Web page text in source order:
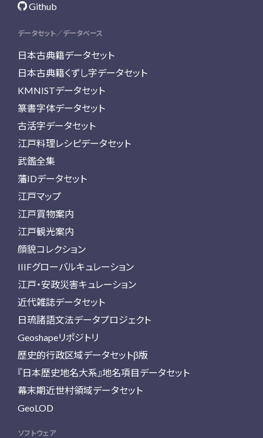
Github
データセット／データベース
日本古典籍データセット
日本古典籍くずし字データセット
KMNISTデータセット
篆書字体データセット
古活字データセット
江戸料理レシピデータセット
武鑑全集
藩IDデータセット
江戸マップ
江戸買物案内
江戸観光案内
顔貌コレクション
IIIFグローバルキュレーション
江戸・安政災害キュレーション
近代雑誌データセット
日琉諸語文法データプロジェクト
Geoshapeリポジトリ
歴史的行政区域データセットβ版
『日本歴史地名大系』地名項目データセット
幕末期近世村領域データセット
GeoLOD
ソフトウェア